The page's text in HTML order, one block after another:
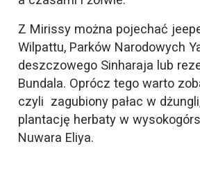
Z Mirissy można pojechać
Wilpattu, Parków Narodowych
deszczowego Sinharaja lub
Bundala. Oprócz tego warto
czyli zagubiony pałac w
plantację herbaty w
Nuwara Eliya.